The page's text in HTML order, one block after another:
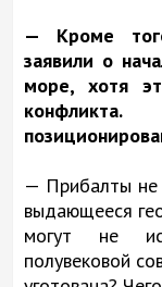
— Кроме
заявили о
море, хотя
— Прибалты не
выдающееся
могут не
полувековой